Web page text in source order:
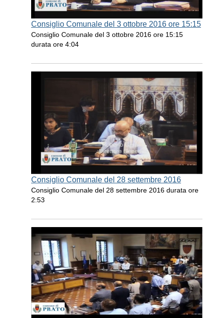
Consiglio Comunale del 3 ottobre 2016 ore 15:15
Consiglio Comunale del 3 ottobre 2016 ore 15:15
durata ore 4:04
Consiglio Comunale del 28 settembre 2016
Consiglio Comunale del 28 settembre 2016 durata ore
2:53